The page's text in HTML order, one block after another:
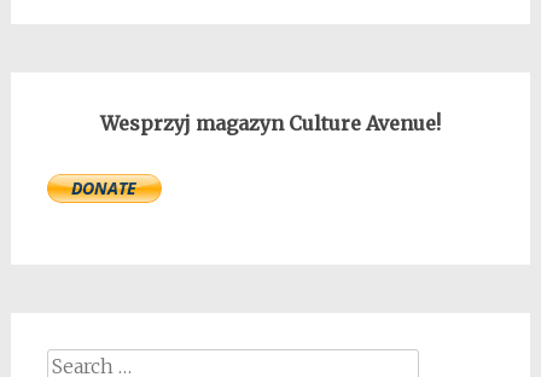
Wesprzyj magazyn Culture Avenue!
Search